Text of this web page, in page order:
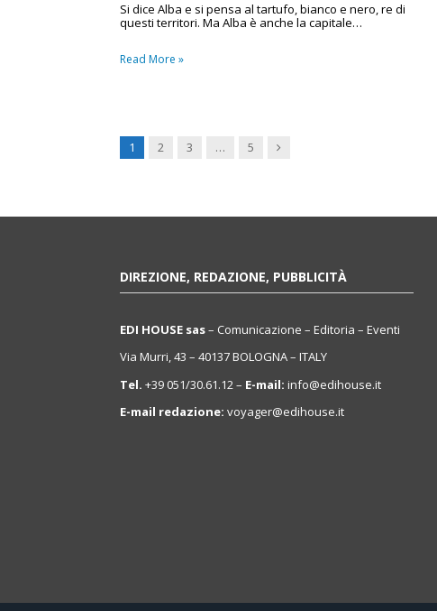
Si dice Alba e si pensa al tartufo, bianco e nero, re di
questi territori. Ma Alba è anche la capitale…
Read More »
1 2 3 … 5 Next
DIREZIONE, REDAZIONE, PUBBLICITÀ
EDI HOUSE sas– Comunicazione – Editoria – Eventi
Via Murri, 43 – 40137 BOLOGNA – ITALY
Tel. +39 051/30.61.12 – E-mail: info@edihouse.it
E-mail redazione: voyager@edihouse.it